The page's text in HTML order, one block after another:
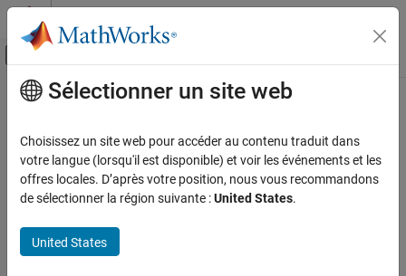
Passer au contenu
Activer/désactiver l'affichage du menu
Accueil de la documentation
Développement FPGA, ASIC et SoC
Contenu principal
How useful was this information?
Sélectionner un site web
Choisissez un site web pour accéder au contenu traduit dans
votre langue (lorsqu'il est disponible) et voir les événements et les
offres locales. D’après votre position, nous vous recommandons
de sélectionner la région suivante :United States.
United States